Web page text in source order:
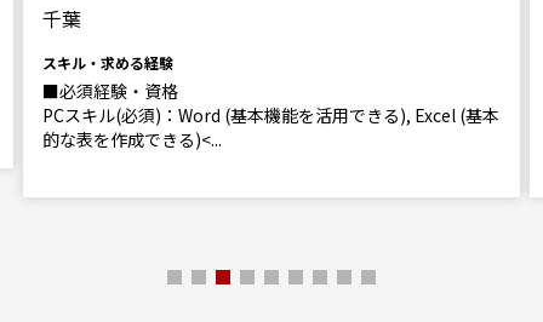
千葉
スキル・求める経験
■必須経験・資格
PCスキル(必須)：Word (基本機能を活用できる), Excel (基本
的な表を作成できる)<...